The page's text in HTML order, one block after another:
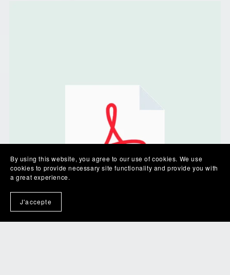
By using this website, you agree to our use of cookies. We use
cookies to provide necessary site functionality and provide you with
a great experience.
J'accepte